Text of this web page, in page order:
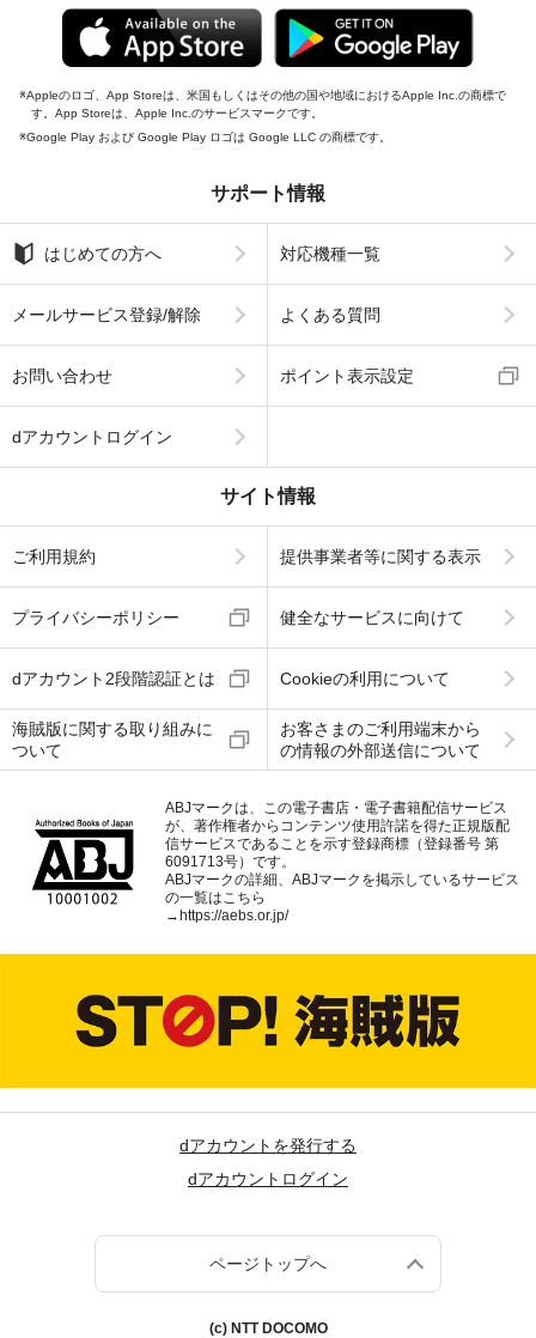
Appleのロゴ、App Storeは、米国もしくはその他の国や地域におけるApple Inc.の商標で
す。App Storeは、Apple Inc.のサービスマークです。
Google Play および Google Play ロゴは Google LLC の商標です。
サポート情報
はじめての方へ 対応機種一覧
メールサービス登録/解除 よくある質問
お問い合わせ ポイント表示設定
dアカウントログイン
サイト情報
ご利用規約 提供事業者等に関する表示
プライバシーポリシー 健全なサービスに向けて
dアカウント2段階認証とは Cookieの利用について
海賊版に関する取り組みに
ついて
お客さまのご利用端末から
の情報の外部送信について
ABJマークは、この電子書店・電子書籍配信サービス
が、著作権者からコンテンツ使用許諾を得た正規版配
信サービスであることを示す登録商標（登録番号 第
6091713号）です。
ABJマークの詳細、ABJマークを掲示しているサービス
の一覧はこちら
→ https://aebs.or.jp/
dアカウントを発行する
dアカウントログイン
ページトップへ
(c) NTT DOCOMO